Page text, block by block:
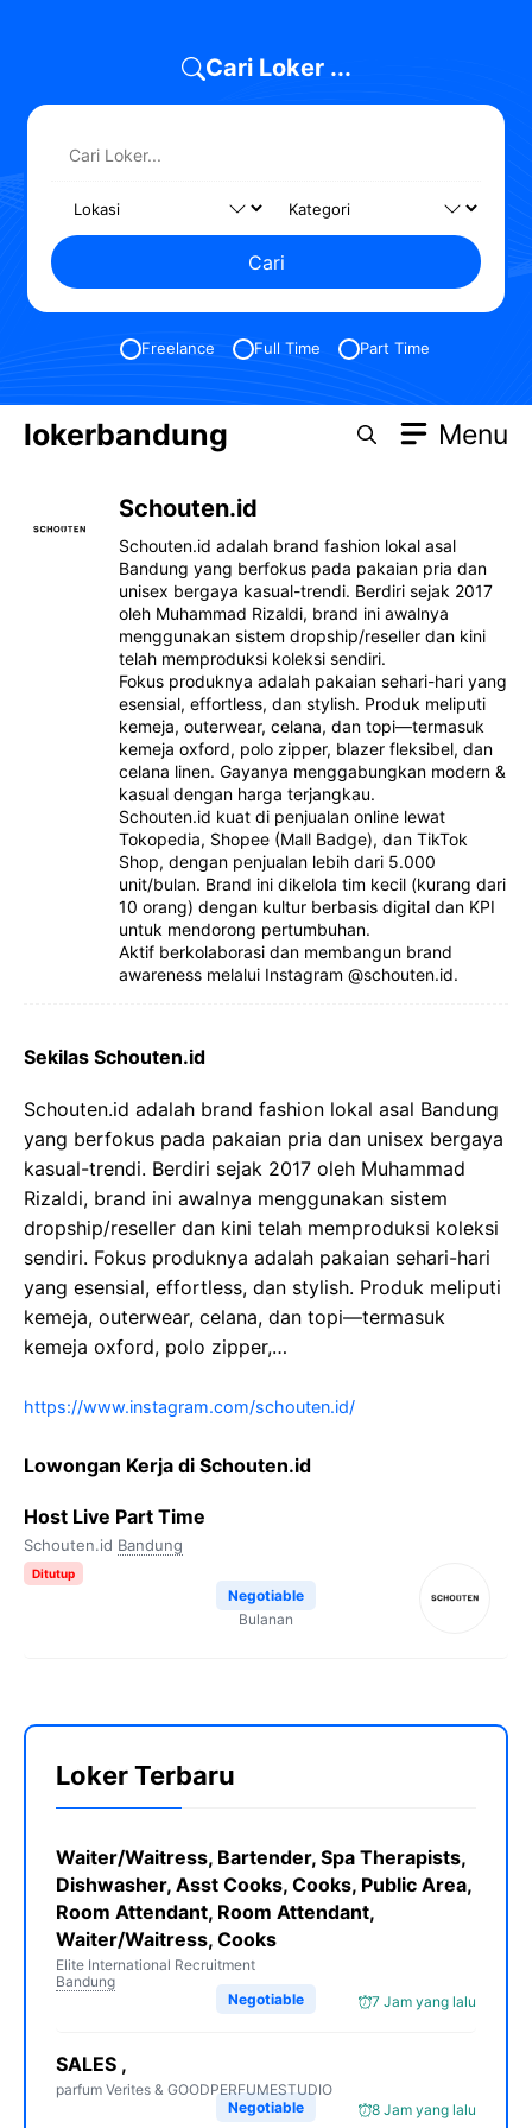
Cari Loker ...
Cari
Freelance Full Time Part Time
lokerbandung Menu
Schouten.id
Schouten.id adalah brand fashion lokal asal
Bandung yang berfokus pada pakaian pria dan
unisex bergaya kasual-trendi. Berdiri sejak 2017
oleh Muhammad Rizaldi, brand ini awalnya
menggunakan sistem dropship/reseller dan kini
telah memproduksi koleksi sendiri.
Fokus produknya adalah pakaian sehari-hari yang
esensial, effortless, dan stylish. Produk meliputi
kemeja, outerwear, celana, dan topi—termasuk
kemeja oxford, polo zipper, blazer fleksibel, dan
celana linen. Gayanya menggabungkan modern &
kasual dengan harga terjangkau.
Schouten.id kuat di penjualan online lewat
Tokopedia, Shopee (Mall Badge), dan TikTok
Shop, dengan penjualan lebih dari 5.000
unit/bulan. Brand ini dikelola tim kecil (kurang dari
10 orang) dengan kultur berbasis digital dan KPI
untuk mendorong pertumbuhan.
Aktif berkolaborasi dan membangun brand
awareness melalui Instagram @schouten.id.
Sekilas Schouten.id
Schouten.id adalah brand fashion lokal asal Bandung
yang berfokus pada pakaian pria dan unisex bergaya
kasual-trendi. Berdiri sejak 2017 oleh Muhammad
Rizaldi, brand ini awalnya menggunakan sistem
dropship/reseller dan kini telah memproduksi koleksi
sendiri. Fokus produknya adalah pakaian sehari-hari
yang esensial, effortless, dan stylish. Produk meliputi
kemeja, outerwear, celana, dan topi—termasuk
kemeja oxford, polo zipper,…
https://www.instagram.com/schouten.id/
Lowongan Kerja di Schouten.id
Host Live Part Time
Schouten.id Bandung
Ditutup
Negotiable
Bulanan
Loker Terbaru
Waiter/Waitress, Bartender, Spa Therapists,
Dishwasher, Asst Cooks, Cooks, Public Area,
Room Attendant, Room Attendant,
Waiter/Waitress, Cooks
Elite International Recruitment
Bandung
7 Jam yang lalu
Negotiable
SALES ,
parfum Verites & GOODPERFUMESTUDIO
8 Jam yang lalu
Negotiable